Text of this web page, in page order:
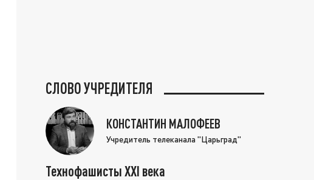
СЛОВО УЧРЕДИТЕЛЯ
КОНСТАНТИН МАЛОФЕЕВ
Учредитель телеканала "Царьград"
Технофашисты XXI века